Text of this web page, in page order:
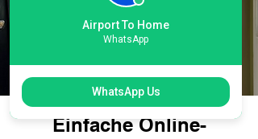
Einfache Online-
Airport To Home
WhatsApp
WhatsApp Us